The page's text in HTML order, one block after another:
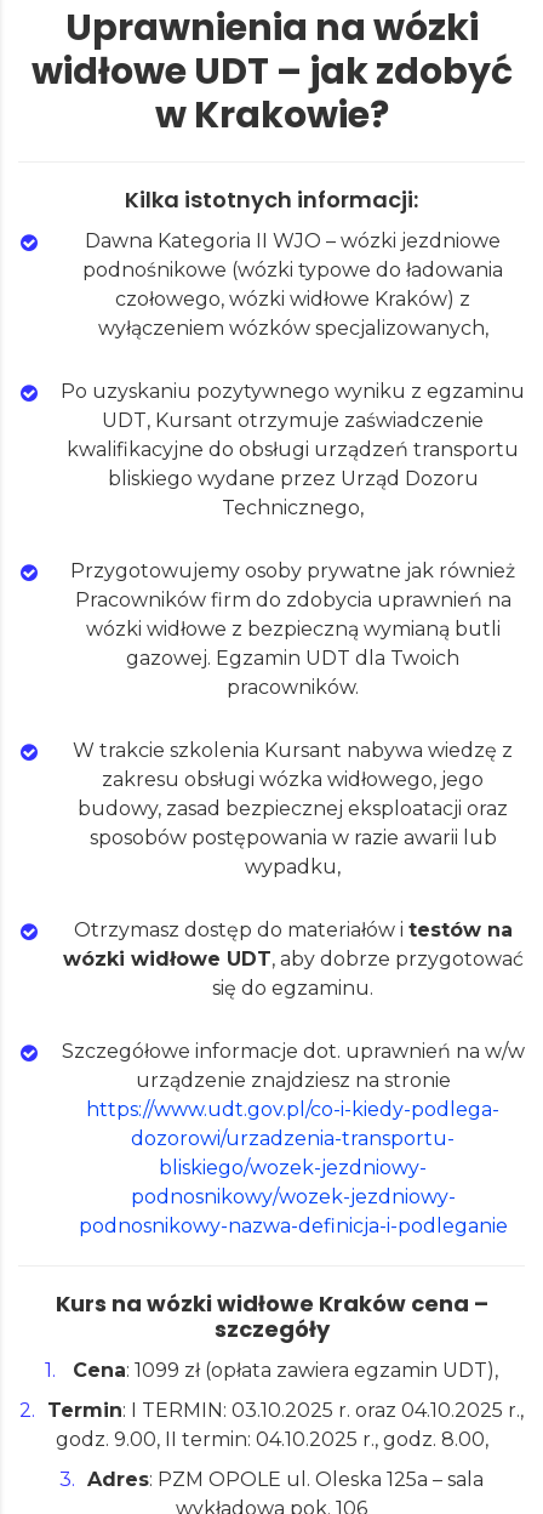
Uprawnienia na wózki
widłowe UDT – jak zdobyć
w Krakowie?
Kilka istotnych informacji:
Dawna Kategoria II WJO – wózki jezdniowe
podnośnikowe (wózki typowe do ładowania
czołowego, wózki widłowe Kraków) z
wyłączeniem wózków specjalizowanych,
Po uzyskaniu pozytywnego wyniku z egzaminu
UDT, Kursant otrzymuje zaświadczenie
kwalifikacyjne do obsługi urządzeń transportu
bliskiego wydane przez Urząd Dozoru
Technicznego,
Przygotowujemy osoby prywatne jak również
Pracowników firm do zdobycia uprawnień na
wózki widłowe z bezpieczną wymianą butli
gazowej. Egzamin UDT dla Twoich
pracowników.
W trakcie szkolenia Kursant nabywa wiedzę z
zakresu obsługi wózka widłowego, jego
budowy, zasad bezpiecznej eksploatacji oraz
sposobów postępowania w razie awarii lub
wypadku,
Otrzymasz dostęp do materiałów i testów na
wózki widłowe UDT, aby dobrze przygotować
się do egzaminu.
Szczegółowe informacje dot. uprawnień na w/w
urządzenie znajdziesz na stronie
https://www.udt.gov.pl/co-i-kiedy-podlega-
dozorowi/urzadzenia-transportu-
bliskiego/wozek-jezdniowy-
podnosnikowy/wozek-jezdniowy-
podnosnikowy-nazwa-definicja-i-podleganie
Kurs na wózki widłowe Kraków cena –
szczegóły
Cena: 1099 zł (opłata zawiera egzamin UDT),
Termin: I TERMIN: 03.10.2025 r. oraz 04.10.2025 r.,
godz. 9.00, II termin: 04.10.2025 r., godz. 8.00,
Adres: PZM OPOLE ul. Oleska 125a – sala
wykładowa pok. 106